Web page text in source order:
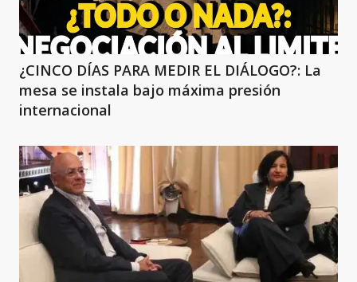
¿CINCO DÍAS PARA MEDIR EL DIÁLOGO?: La
mesa se instala bajo máxima presión
internacional